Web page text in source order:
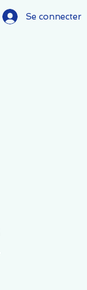
Se connecter